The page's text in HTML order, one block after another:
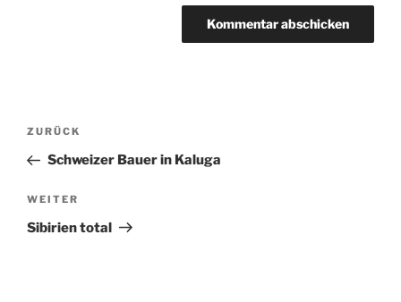
Beitragsnavigation
Vorheriger
Beitrag
ZURÜCK
Schweizer Bauer in Kaluga
Nächster
Beitrag
WEITER
Sibirien total